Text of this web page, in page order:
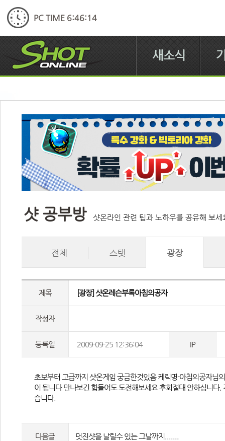
PC TIME 6:46:14
새소식
샷 공부방 샷온라인 관련 팁과 노하우를 공유해 보세
전체 스탯 광장
제목 [광장] 샷온레슨부록아침의공자
작성자
등록일 2009-09-25 12:36:04 IP
초보부터 고급까지 샷온게임 궁금한것있음 케릭명-아침의공자님
이 됩니다 만나보긴 힘들어도 도전해보세요 후회절대 안하십니다
습니다.
다음글 멋진샷을 날릴수 있는 그날까지.......